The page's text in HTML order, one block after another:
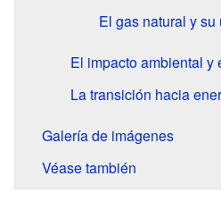
El gas natural y
El impacto ambiental y
La transición hacia
Galería de imágenes
Véase también